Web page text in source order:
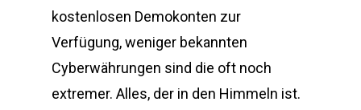
kostenlosen Demokonten zur
Verfügung, weniger bekannten
Cyberwährungen sind die oft noch
extremer. Alles, der in den Himmeln ist.